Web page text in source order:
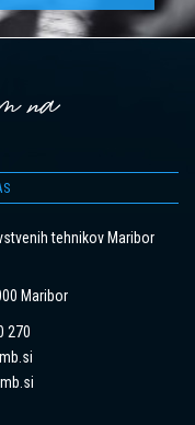
na
tehnikov Maribor
Maribor
270